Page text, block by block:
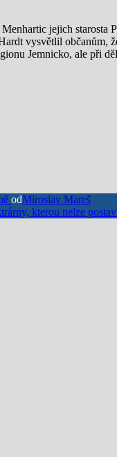
jejich starosta
vysvětlil občanům,
Jemnicko, ale při
odMiroslav Mareš
kterou nelze